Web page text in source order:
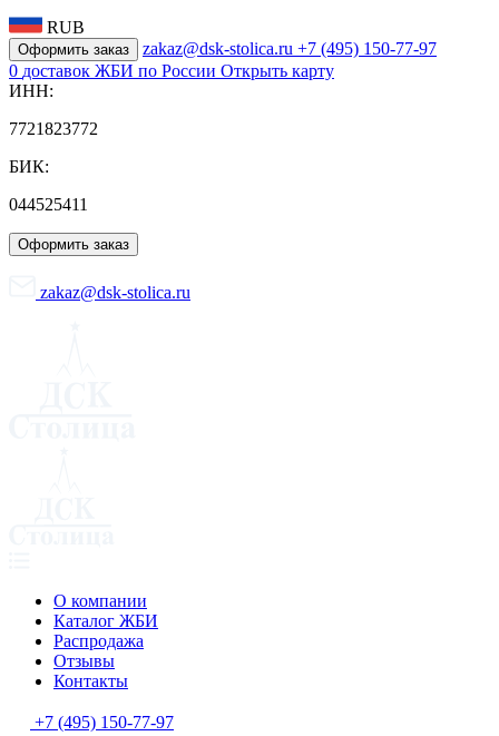
RUB
Оформить заказ zakaz@dsk-stolica.ru +7 (495) 150-77-97
0 доставок ЖБИ по России Открыть карту
ИНН:
7721823772
БИК:
044525411
Оформить заказ
zakaz@dsk-stolica.ru
О компании
Каталог ЖБИ
Распродажа
Отзывы
Контакты
+7 (495) 150-77-97